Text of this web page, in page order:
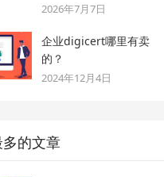
2026年7月7日
企业digicert哪里有卖
的？
2024年12月4日
的文章